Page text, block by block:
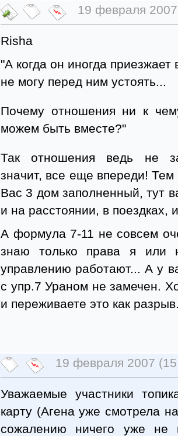
19 февраля
Risha
"А когда он иногда
не могу перед ним устоять...
Почему отношения ни к
можем быть вместе?"
Так отношения ведь не
значит, все еще впереди!
Вас 3 дом заполненный, тут
и на расстоянии, в поездках,
А формула 7-11 не совсем
знаю только права я или
управлению работают... А у
с упр.7 Ураном не замечен.
и переживаете это как
19 февраля 2007
Уважаемые участники
карту (Агена уже смотрела
сожалению ничего уже не